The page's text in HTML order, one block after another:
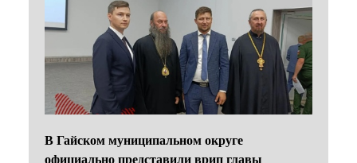
В Гайском муниципальном округе
официально представили врип главы